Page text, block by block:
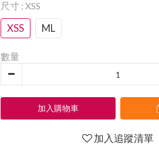
尺寸 : XSS
XSS ML
數量
加入購物車
加入追蹤清單